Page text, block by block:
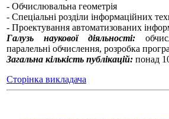
- Обчислювальна геометрія
- Спеціальні розділи інформаційних
- Проектування автоматизованих
Галузь наукової діяльності:
паралельні обчислення, розробка
Загальна кількість публікацій: понад
Сторінка викладача